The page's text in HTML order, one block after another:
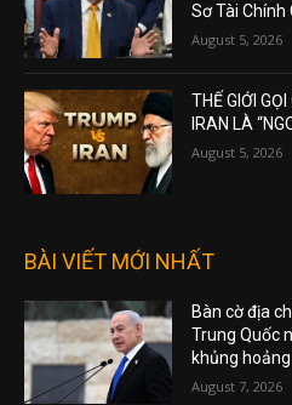
Sơ Tài Chính
August 5, 2026
THẾ GIỚI
IRAN LÀ
August 5, 2026
BÀI VIẾT MỚI NHẤT
Bàn cờ địa
Trung Quốc
khủng
August 7, 2026